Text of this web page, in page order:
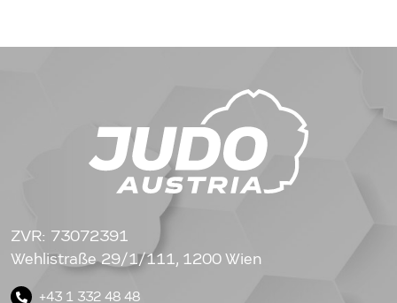
ZVR: 73072391
Wehlistraße 29/1/111, 1200 Wien
+43 1 332 48 48